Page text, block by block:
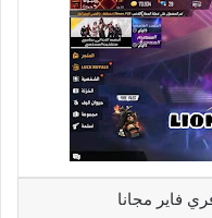
فاير مجانا